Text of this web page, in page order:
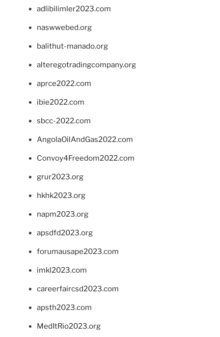
adlibilimler2023.com
naswwebed.org
balithut-manado.org
alteregotradingcompany.org
aprce2022.com
ibie2022.com
sbcc-2022.com
AngolaOilAndGas2022.com
Convoy4Freedom2022.com
grur2023.org
hkhk2023.org
napm2023.org
apsdfd2023.org
forumausape2023.com
imkl2023.com
careerfaircsd2023.com
apsth2023.com
MedItRio2023.org